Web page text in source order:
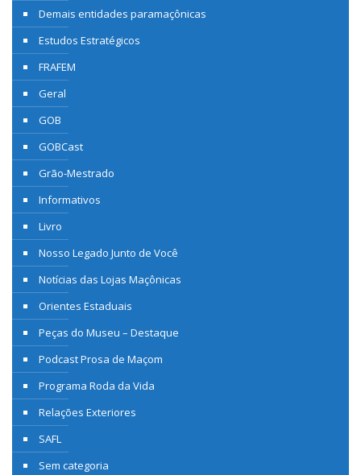
Demais entidades paramaçônicas
Estudos Estratégicos
FRAFEM
Geral
GOB
GOBCast
Grão-Mestrado
Informativos
Livro
Nosso Legado Junto de Você
Notícias das Lojas Maçônicas
Orientes Estaduais
Peças do Museu – Destaque
Podcast Prosa de Maçom
Programa Roda da Vida
Relações Exteriores
SAFL
Sem categoria